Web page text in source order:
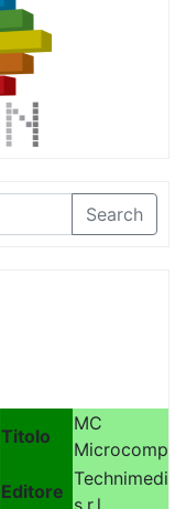
Search
Titolo
MC
Editore
Technimedia
s.r.l.